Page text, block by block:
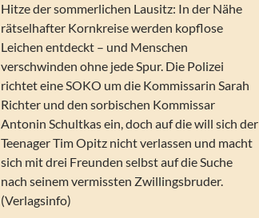
Hitze der sommerlichen Lausitz: In der Nähe
rätselhafter Kornkreise werden kopflose
Leichen entdeckt – und Menschen
verschwinden ohne jede Spur. Die Polizei
richtet eine SOKO um die Kommissarin Sarah
Richter und den sorbischen Kommissar
Antonin Schultkas ein, doch auf die will sich der
Teenager Tim Opitz nicht verlassen und macht
sich mit drei Freunden selbst auf die Suche
nach seinem vermissten Zwillingsbruder.
(Verlagsinfo)